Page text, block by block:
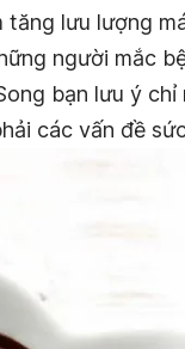
lưu lượng
người mắc
bạn lưu ý chỉ
các vấn đề